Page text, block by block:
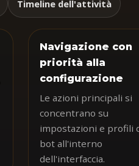
Timeline dell'attività
Navigazione con
priorità alla
configurazione
Le azioni principali si
concentrano su
impostazioni e profili
bot all'interno
dell'interfaccia.